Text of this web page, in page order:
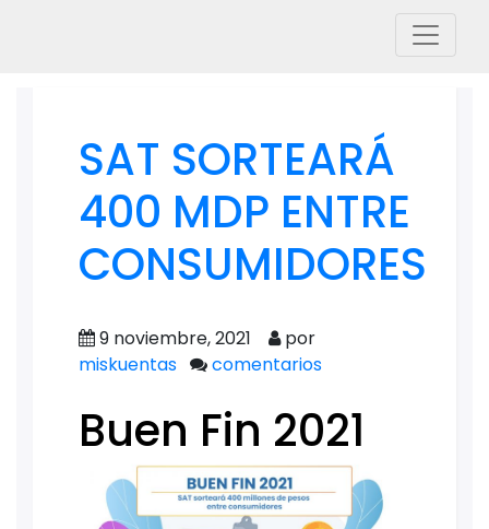
SAT SORTEARÁ
400 MDP ENTRE
CONSUMIDORES
9 noviembre, 2021
por
miskuentas
comentarios
Buen Fin 2021